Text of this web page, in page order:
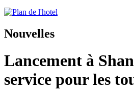
Nouvelles
Lancement à
service pour les